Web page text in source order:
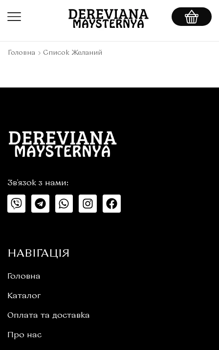
Головна Список Желаний
Зв'язок з нами:
НАВІГАЦІЯ
Головна
Каталог
Оплата та доставка
Про нас